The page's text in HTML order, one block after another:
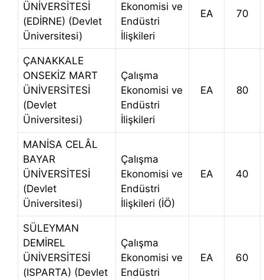
ÜNİVERSİTESİ
(EDİRNE) (Devlet
Üniversitesi)
Ekonomisi ve
Endüstri
İlişkileri
EA 70
ÇANAKKALE
ONSEKİZ MART
ÜNİVERSİTESİ
(Devlet
Üniversitesi)
Çalışma
Ekonomisi ve
Endüstri
İlişkileri
EA 80
MANİSA CELÂL
BAYAR
ÜNİVERSİTESİ
(Devlet
Üniversitesi)
Çalışma
Ekonomisi ve
Endüstri
İlişkileri (İÖ)
EA 40
SÜLEYMAN
DEMİREL
ÜNİVERSİTESİ
(ISPARTA) (Devlet
Çalışma
Ekonomisi ve
Endüstri
EA 60